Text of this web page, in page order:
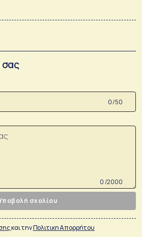
σας
0 /50
0 /2000
σχολίου
και τηνΠολιτικη Απορρήτου